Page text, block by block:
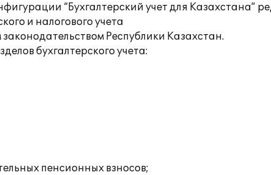
“Бухгалтерский учет для Казахстана”
и налогового учета
Республики Казахстан.
бухгалтерского учета:
пенсионных взносов;